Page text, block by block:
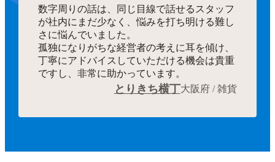
数字周りの話は、同じ目線で話せるスタッフ
が社内にまだ少なく、悩みを打ち明ける難し
さに悩んでいました。
孤独になりがちな経営者の考えに耳を傾け、
丁寧にアドバイスしていただける機会は貴重
ですし、非常に助かっています。
とりきち横丁大阪府 / 雑貨